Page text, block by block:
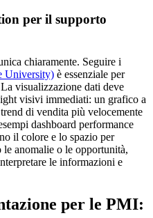
per il supporto
chiaramente. Seguire i
University) è essenziale per
visualizzazione dati deve
visivi immediati: un grafico a
di vendita più velocemente
dashboard performance
il colore e lo spazio per
le anomalie o le opportunità,
le informazioni e
per le PMI: